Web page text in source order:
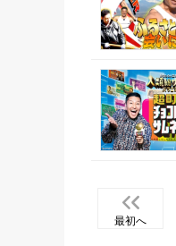
最初へ